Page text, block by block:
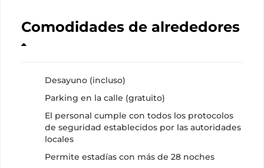
Comodidades de alrededores
Desayuno (incluso)
Parking en la calle (gratuito)
El personal cumple con todos los protocolos
de seguridad establecidos por las autoridades
locales
Permite estadías con más de 28 noches